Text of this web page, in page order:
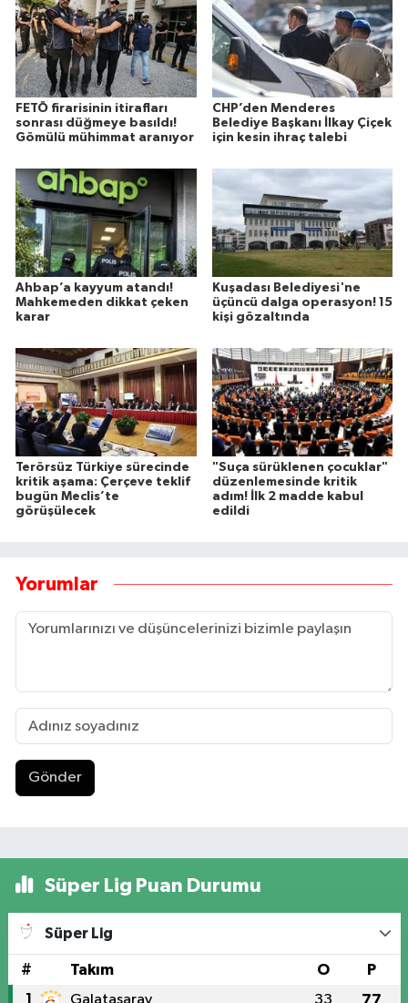
FETÖ firarisinin itirafları
sonrası düğmeye basıldı!
Gömülü mühimmat aranıyor
CHP’den Menderes
Belediye Başkanı İlkay Çiçek
için kesin ihraç talebi
Ahbap’a kayyum atandı!
Mahkemeden dikkat çeken
karar
Kuşadası Belediyesi'ne
üçüncü dalga operasyon! 15
kişi gözaltında
Terörsüz Türkiye sürecinde
kritik aşama: Çerçeve teklif
bugün Meclis’te
görüşülecek
"Suça sürüklenen çocuklar"
düzenlemesinde kritik
adım! İlk 2 madde kabul
edildi
Yorumlar
Gönder
Süper Lig Puan Durumu
Süper Lig
# Takım O P
1 Galatasaray 33 77